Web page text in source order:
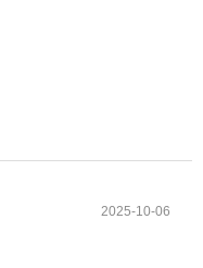
2025-10-06